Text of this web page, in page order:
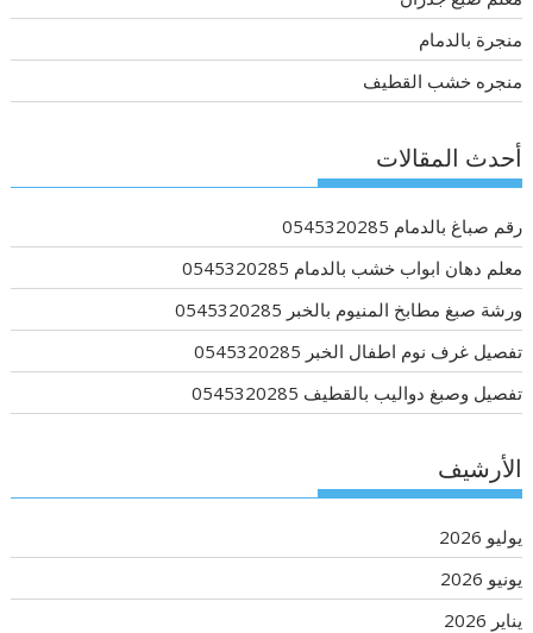
منجرة بالدمام
منجره خشب القطيف
أحدث المقالات
رقم صباغ بالدمام 0545320285
معلم دهان ابواب خشب بالدمام 0545320285
ورشة صبغ مطابخ المنيوم بالخبر 0545320285
تفصيل غرف نوم اطفال الخبر 0545320285
تفصيل وصبغ دواليب بالقطيف 0545320285
الأرشيف
يوليو 2026
يونيو 2026
يناير 2026